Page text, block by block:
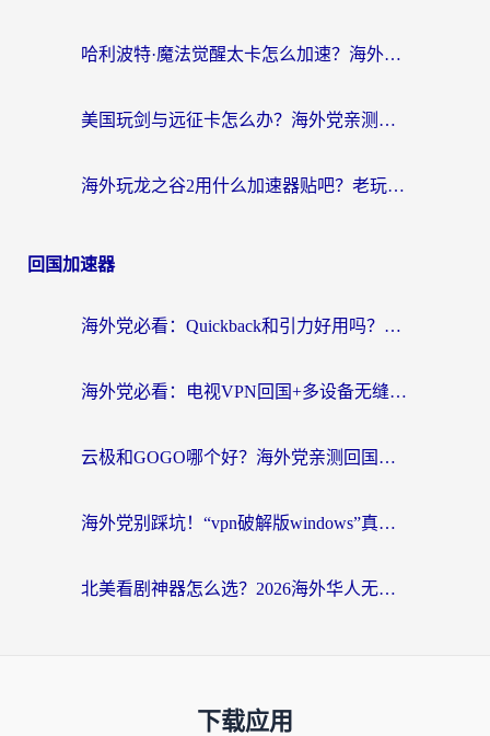
哈利波特·魔法觉醒太卡怎么加速？海外党亲测有效的国服游戏加速指南
美国玩剑与远征卡怎么办？海外党亲测有效的国服游戏加速指南
海外玩龙之谷2用什么加速器贴吧？老玩家实测推荐，附新加坡猎魂觉醒国外剑与远征加速攻略
回国加速器
海外党必看：Quickback和引力好用吗？3分钟搞懂回国加速器怎么选
海外党必看：电视VPN回国+多设备无缝访问国内资源的实用指南
云极和GOGO哪个好？海外党亲测回国加速器选择指南（附iOS免费&Windows VPN实用技巧）
海外党别踩坑！“vpn破解版windows”真的能用？教你选对回国加速器无缝刷国内资源
北美看剧神器怎么选？2026海外华人无缝访问国内资源全攻略
下载应用